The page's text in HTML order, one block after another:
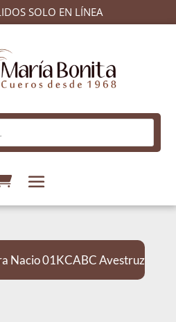
SOLO EN LÍNEA
Nacio 01KCABC Avestruz